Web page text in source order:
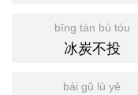
bīng tàn bù tóu
冰炭不投
bái gǔ lù yě